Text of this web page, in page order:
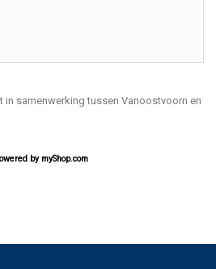
samenwerking tussen Vanoostvoorn en
by myShop.com